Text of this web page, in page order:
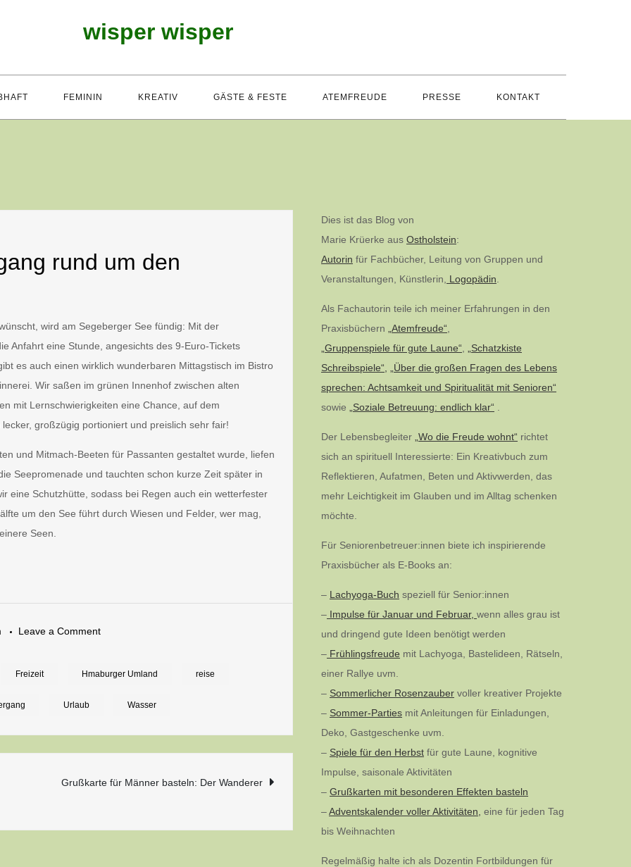
wisper wisper
FEMININ KREATIV GÄSTE & FESTE ATEMFREUDE PRESSE KONTAKT
rund um den
wird am Segeberger See fündig: Mit der
Anfahrt eine Stunde, angesichts des 9-Euro-Tickets
es auch einen wirklich wunderbaren Mittagstisch im Bistro
Wir saßen im grünen Innenhof zwischen alten
mit Lernschwierigkeiten eine Chance, auf dem
großzügig portioniert und preislich sehr fair!
und Mitmach-Beeten für Passanten gestaltet wurde, liefen
Seepromenade und tauchten schon kurze Zeit später in
eine Schutzhütte, sodass bei Regen auch ein wetterfester
um den See führt durch Wiesen und Felder, wer mag,
Seen.
Leave a Commenton
Auszeit:
See
Freizeit Hmaburger Umland reise
Urlaub Wasser
Grußkarte für Männer basteln: Der Wanderer
Dies ist das Blog von
Marie Krüerke aus Ostholstein:
Autorin für Fachbücher, Leitung von Gruppen und
Veranstaltungen, Künstlerin,
Logopädin
Als Fachautorin teile ich meiner Erfahrungen in den
Praxisbüchern
„Atemfreude“
„Gruppenspiele für gute Laune“
„Schatzkiste
Schreibspiele“,
„Über die großen Fragen des Lebens
sprechen: Achtsamkeit und Spiritualität mit Senioren“
sowie
„Soziale Betreuung: endlich klar“
Der Lebensbegleiter „Wo die Freude wohnt“ richtet
sich an spirituell Interessierte: Ein Kreativbuch zum
Reflektieren, Aufatmen, Beten und Aktivwerden, das
mehr Leichtigkeit im Glauben und im Alltag schenken
möchte.
Für Seniorenbetreuer:innen biete ich inspirierende
Praxisbücher als E-Books an:
– Lachyoga-Buch speziell für Senior:innen
– Impulse für Januar und Februar, wenn alles grau ist
und dringend gute Ideen benötigt werden
– Frühlingsfreude mit Lachyoga, Bastelideen, Rätseln,
einer Rallye uvm.
– Sommerlicher Rosenzauber voller kreativer Projekte
– Sommer-Parties mit Anleitungen für Einladungen,
Deko, Gastgeschenke uvm.
– Spiele für den Herbst für gute Laune, kognitive
Impulse, saisonale Aktivitäten
– Grußkarten mit besonderen Effekten basteln
–Adventskalender voller Aktivitäten, eine für jeden Tag
bis Weihnachten
Regelmäßig halte ich als Dozentin Fortbildungen für